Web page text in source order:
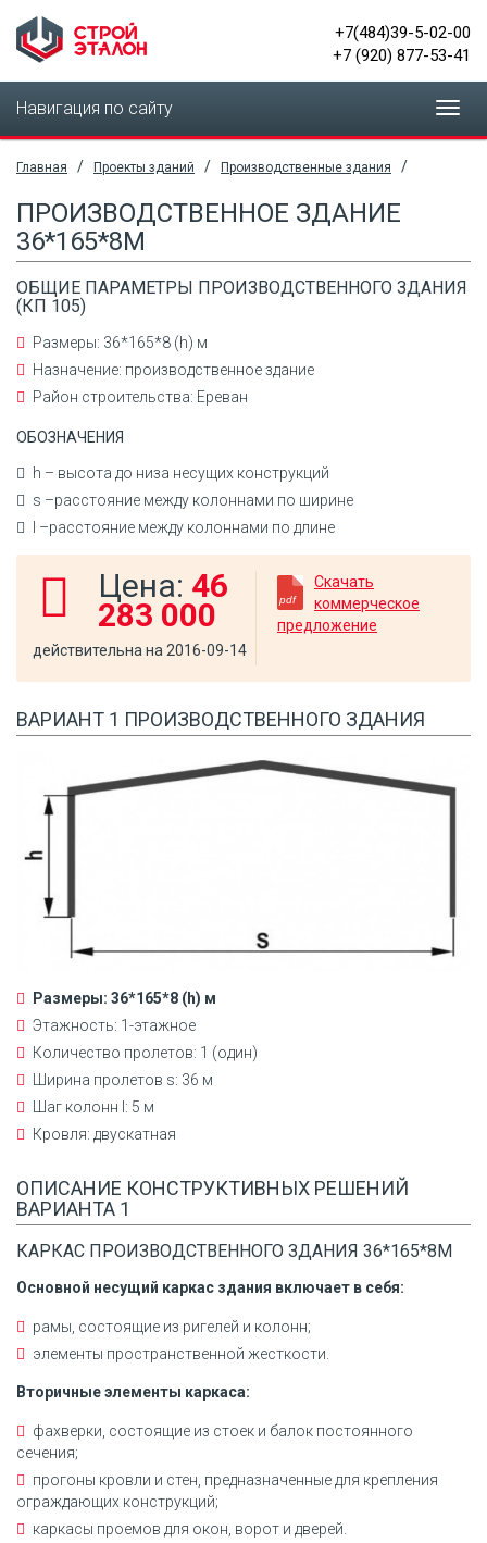
+7(484)39-5-02-00
+7 (920) 877-53-41
Навигация по сайту
Главная / Проекты зданий / Производственные здания /
ПРОИЗВОДСТВЕННОЕ ЗДАНИЕ
36*165*8М
ОБЩИЕ ПАРАМЕТРЫ ПРОИЗВОДСТВЕННОГО ЗДАНИЯ
(КП 105)
Размеры: 36*165*8 (h) м
Назначение: производственное здание
Район строительства: Ереван
ОБОЗНАЧЕНИЯ
h – высота до низа несущих конструкций
s –расстояние между колоннами по ширине
l –расстояние между колоннами по длине
Цена: 46
283 000
действительна на 2016-09-14
Скачать
коммерческое
предложение
ВАРИАНТ 1 ПРОИЗВОДСТВЕННОГО ЗДАНИЯ
Размеры: 36*165*8 (h) м
Этажность: 1-этажное
Количество пролетов: 1 (один)
Ширина пролетов s: 36 м
Шаг колонн l: 5 м
Кровля: двускатная
ОПИСАНИЕ КОНСТРУКТИВНЫХ РЕШЕНИЙ
ВАРИАНТА 1
КАРКАС ПРОИЗВОДСТВЕННОГО ЗДАНИЯ 36*165*8М
Основной несущий каркас здания включает в себя:
рамы, состоящие из ригелей и колонн;
элементы пространственной жесткости.
Вторичные элементы каркаса:
фахверки, состоящие из стоек и балок постоянного
сечения;
прогоны кровли и стен, предназначенные для крепления
ограждающих конструкций;
каркасы проемов для окон, ворот и дверей.